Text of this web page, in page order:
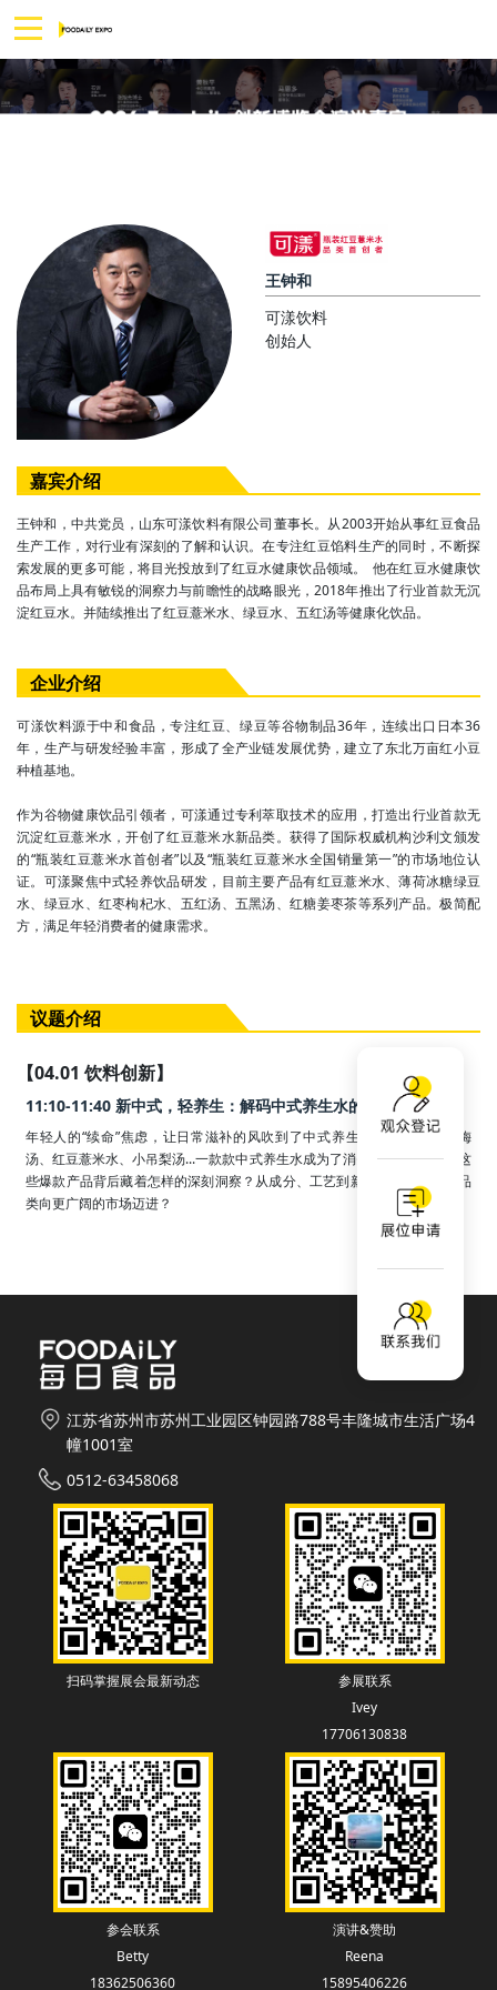
王钟和
可漾饮料
创始人
嘉宾介绍
王钟和，中共党员，山东可漾饮料有限公司董事长。从2003开始从事红豆食品
生产工作，对行业有深刻的了解和认识。在专注红豆馅料生产的同时，不断探
索发展的更多可能，将目光投放到了红豆水健康饮品领域。  他在红豆水健康饮
品布局上具有敏锐的洞察力与前瞻性的战略眼光，2018年推出了行业首款无沉
淀红豆水。并陆续推出了红豆薏米水、绿豆水、五红汤等健康化饮品。
企业介绍
可漾饮料源于中和食品，专注红豆、绿豆等谷物制品36年，连续出口日本36
年，生产与研发经验丰富，形成了全产业链发展优势，建立了东北万亩红小豆
种植基地。
作为谷物健康饮品引领者，可漾通过专利萃取技术的应用，打造出行业首款无
沉淀红豆薏米水，开创了红豆薏米水新品类。获得了国际权威机构沙利文颁发
的“瓶装红豆薏米水首创者”以及“瓶装红豆薏米水全国销量第一”的市场地位认
证。可漾聚焦中式轻养饮品研发，目前主要产品有红豆薏米水、薄荷冰糖绿豆
水、绿豆水、红枣枸杞水、五红汤、五黑汤、红糖姜枣茶等系列产品。极简配
方，满足年轻消费者的健康需求。
议题介绍
【04.01 饮料创新】
11:10-11:40 新中式，轻养生：解码中式养生水的爆款密码
年轻人的“续命”焦虑，让日常滋补的风吹到了中式养生水赛道。洛神酸梅
汤、红豆薏米水、小吊梨汤...一款款中式养生水成为了消费者的新“水替”，这
些爆款产品背后藏着怎样的深刻洞察？从成分、工艺到新场景，如何推动品
类向更广阔的市场迈进？
江苏省苏州市苏州工业园区钟园路788号丰隆城市生活广场4
幢1001室
0512-63458068
扫码掌握展会最新动态
参展联系
Ivey
17706130838
参会联系
Betty
18362506360
演讲&赞助
Reena
15895406226